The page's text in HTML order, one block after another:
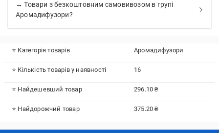
→ Товари з безкоштовним самовивозом в групі
Аромадифузори?
⭐ Категорія товарів Аромадифузори
⭐ Кількість товарів у наявності 16
⭐ Найдешевший товар 296.10 ₴
⭐ Найдорожчий товар 375.20 ₴